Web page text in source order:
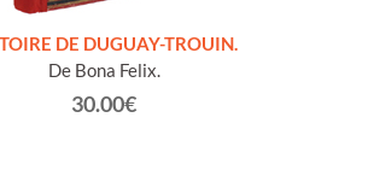
DE DUGUAY-TROUIN.
De Bona Felix.
30.00€